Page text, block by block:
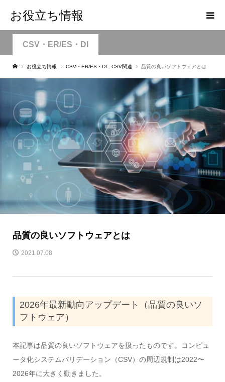
お役立ち情報
CSV・ER/ES・DI
お役立ち情報 CSV・ER/ES・DI CSV関連 品質の良いソフトウェアとは
品質の良いソフトウェアとは
2021.07.08
2026年最新動向アップデート（品質の良いソ
フトウェア）
本記事は品質の良いソフトウェアを扱ったものです。コンピュ
ータ化システムバリデーション（CSV）の周辺規制は2022〜
2026年に大きく動きました。